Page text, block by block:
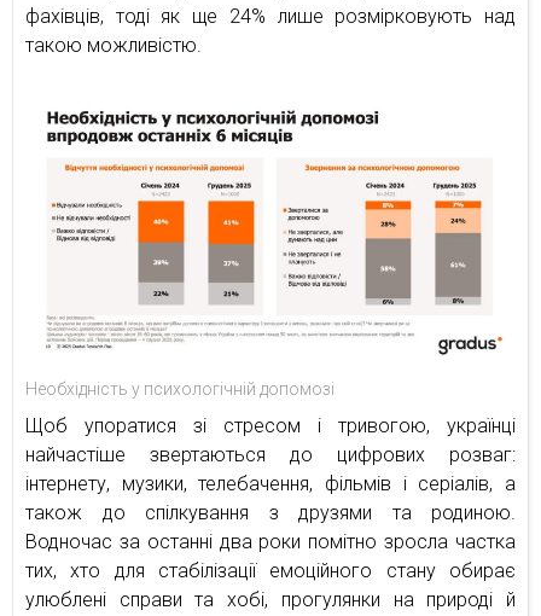
фахівців, тоді як ще 24% лише розмірковують над
такою можливістю.
Необхідність у психологічній допомозі
Щоб упоратися зі стресом і тривогою, українці
найчастіше звертаються до цифрових розваг:
інтернету, музики, телебачення, фільмів і серіалів, а
також до спілкування з друзями та родиною.
Водночас за останні два роки помітно зросла частка
тих, хто для стабілізації емоційного стану обирає
улюблені справи та хобі, прогулянки на природі й